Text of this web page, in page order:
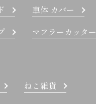
車体 カバー
マフラーカッター
ねこ雑貨